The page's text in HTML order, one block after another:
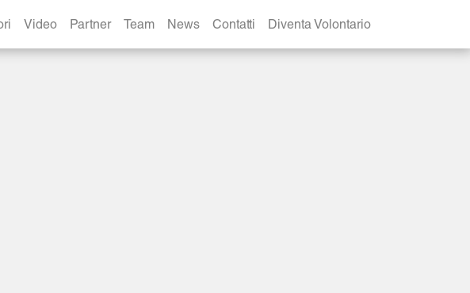
Video Partner Team News Contatti Diventa Volontario